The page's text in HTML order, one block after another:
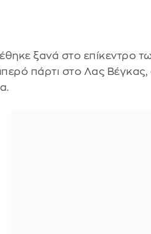
ξανά στο επίκεντρο
πάρτι στο Λας